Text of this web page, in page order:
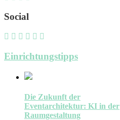
Social
Einrichtungstipps
Die Zukunft der
Eventarchitektur: KI in der
Raumgestaltung